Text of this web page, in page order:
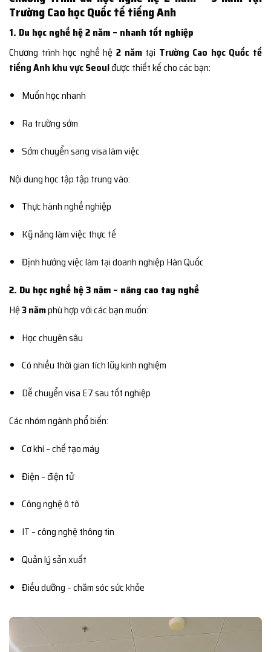
Trường Cao học Quốc tế tiếng Anh
1. Du học nghề hệ 2 năm – nhanh tốt nghiệp
Chương trình học nghề hệ 2 nămtại Trường Cao học Quốc tế
tiếng Anh khu vực Seoulđược thiết kế cho các bạn:
Muốn học nhanh
Ra trường sớm
Sớm chuyển sang visa làm việc
Nội dung học tập tập trung vào:
Thực hành nghề nghiệp
Kỹ năng làm việc thực tế
Định hướng việc làm tại doanh nghiệp Hàn Quốc
2. Du học nghề hệ 3 năm – nâng cao tay nghề
Hệ3 nămphù hợp với các bạn muốn:
Học chuyên sâu
Có nhiều thời gian tích lũy kinh nghiệm
Dễ chuyển visa E7 sau tốt nghiệp
Các nhóm ngành phổ biến:
Cơ khí – chế tạo máy
Điện – điện tử
Công nghệ ô tô
IT – công nghệ thông tin
Quản lý sản xuất
Điều dưỡng – chăm sóc sức khỏe